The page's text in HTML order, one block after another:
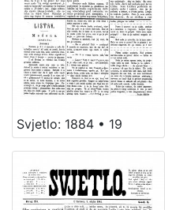
Svjetlo: 1884 • 19